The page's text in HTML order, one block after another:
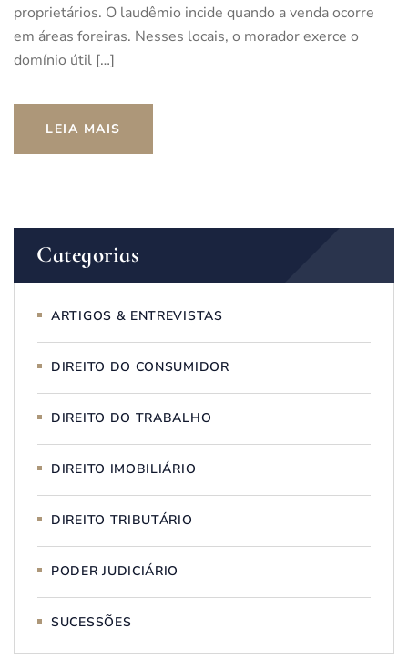
proprietários. O laudêmio incide quando a venda ocorre
em áreas foreiras. Nesses locais, o morador exerce o
domínio útil […]
LEIA MAIS
Categorias
ARTIGOS & ENTREVISTAS
DIREITO DO CONSUMIDOR
DIREITO DO TRABALHO
DIREITO IMOBILIÁRIO
DIREITO TRIBUTÁRIO
PODER JUDICIÁRIO
SUCESSÕES